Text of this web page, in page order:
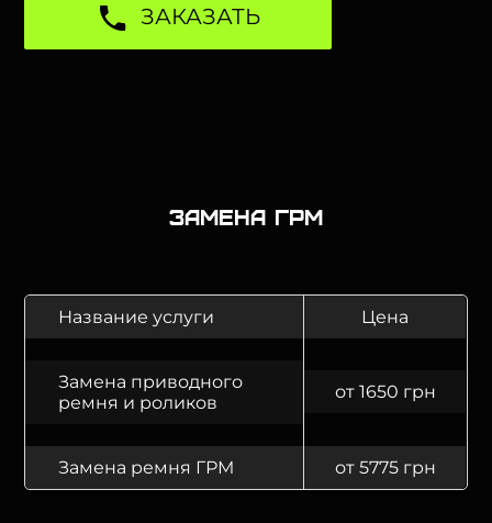
ЗАКАЗАТЬ
Замена ГРМ
Название услуги Цена
Замена приводного
ремня и роликов
от 1650 грн
Замена ремня ГРМ от 5775 грн